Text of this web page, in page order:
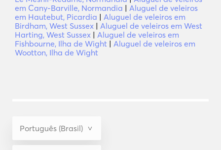
em Cany-Barville, Normandia | Aluguel de veleiros
em Hautebut, Picardia | Aluguel de veleiros em
Birdham, West Sussex | Aluguel de veleiros em West
Harting, West Sussex | Aluguel de veleiros em
Fishbourne, Ilha de Wight | Aluguel de veleiros em
Wootton, Ilha de Wight